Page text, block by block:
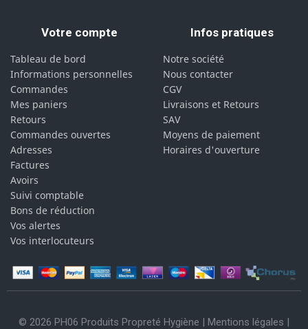
Votre compte
Tableau de bord
Informations personnelles
Commandes
Mes paniers
Retours
Commandes ouvertes
Adresses
Factures
Avoirs
Suivi comptable
Bons de réduction
Vos alertes
Vos interlocuteurs
Infos pratiques
Notre société
Nous contacter
CGV
Livraisons et Retours
SAV
Moyens de paiement
Horaires d'ouverture
© 2026 PH06 Produits Propreté Hygiène | Mentions légales